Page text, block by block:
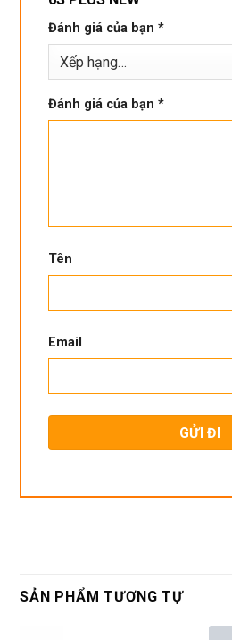
Đánh giá của bạn *
Đánh giá của bạn *
Tên
Email
SẢN PHẨM TƯƠNG TỰ